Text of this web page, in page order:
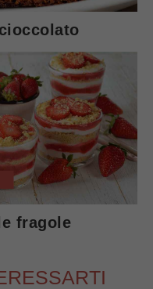
fragole